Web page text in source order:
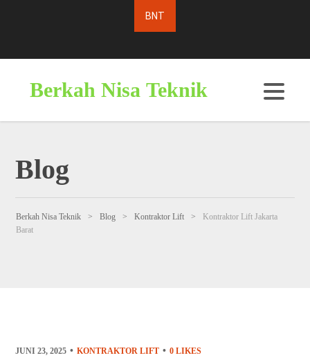
Berkah Nisa Teknik
Blog
Berkah Nisa Teknik > Blog > Kontraktor Lift >
Kontraktor Lift Jakarta
Barat
JUNI 23, 2025 KONTRAKTOR LIFT 0 LIKES